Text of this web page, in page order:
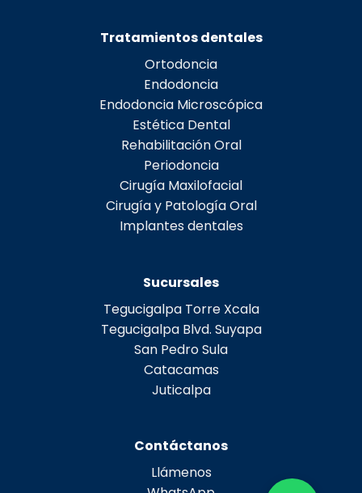
Tratamientos dentales
Ortodoncia
Endodoncia
Endodoncia Microscópica
Estética Dental
Rehabilitación Oral
Periodoncia
Cirugía Maxilofacial
Cirugía y Patología Oral
Implantes dentales
Sucursales
Tegucigalpa Torre Xcala
Tegucigalpa Blvd. Suyapa
San Pedro Sula
Catacamas
Juticalpa
Contáctanos
Llámenos